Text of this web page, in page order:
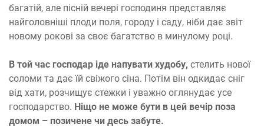
багатій, але пісній вечері господиня представляє
найголовніші плоди поля, городу і саду, ніби дає звіт
новому рокові за своє багатство в минулому році.
В той час господар іде напувати худобу, стелить нової
соломи та дає їй свіжого сіна. Потім він одкидає сніг
від хати, розчищує стежки і уважно оглянудає усе
господарство. Ніщо не може бути в цей вечір поза
домом – позичене чи десь забуте.